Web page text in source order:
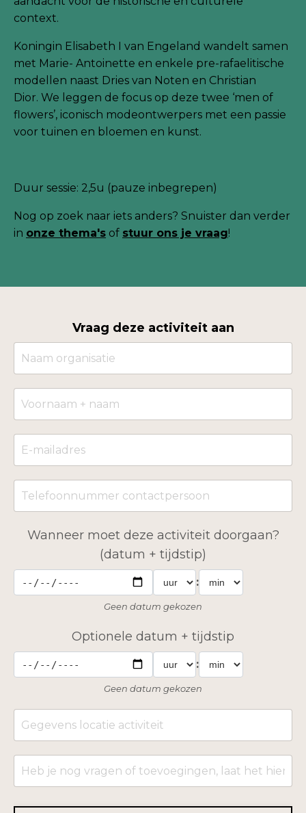
context.
Koningin Elisabeth I van Engeland wandelt samen
met Marie- Antoinette en enkele pre-rafaelitische
modellen naast Dries van Noten en Christian
Dior. We leggen de focus op deze twee ‘men of
flowers’, iconisch modeontwerpers met een passie
voor tuinen en bloemen en kunst.
Duur sessie: 2,5u (pauze inbegrepen)
Nog op zoek naar iets anders? Snuister dan verder
in onze thema's of stuur ons je vraag!
Vraag deze activiteit aan
Wanneer moet deze activiteit doorgaan?
(datum + tijdstip)
:
Geen datum gekozen
Optionele datum + tijdstip
:
Geen datum gekozen